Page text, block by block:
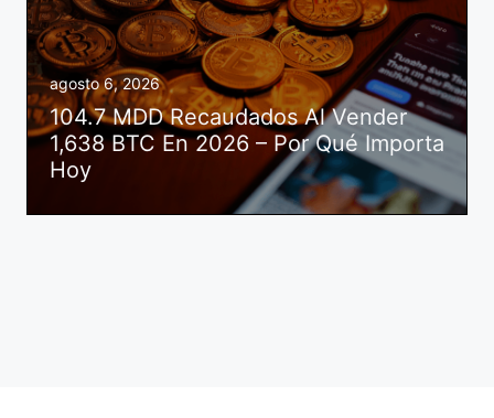
agosto 6, 2026
104.7 MDD Recaudados Al Vender
1,638 BTC En 2026 – Por Qué Importa
Hoy